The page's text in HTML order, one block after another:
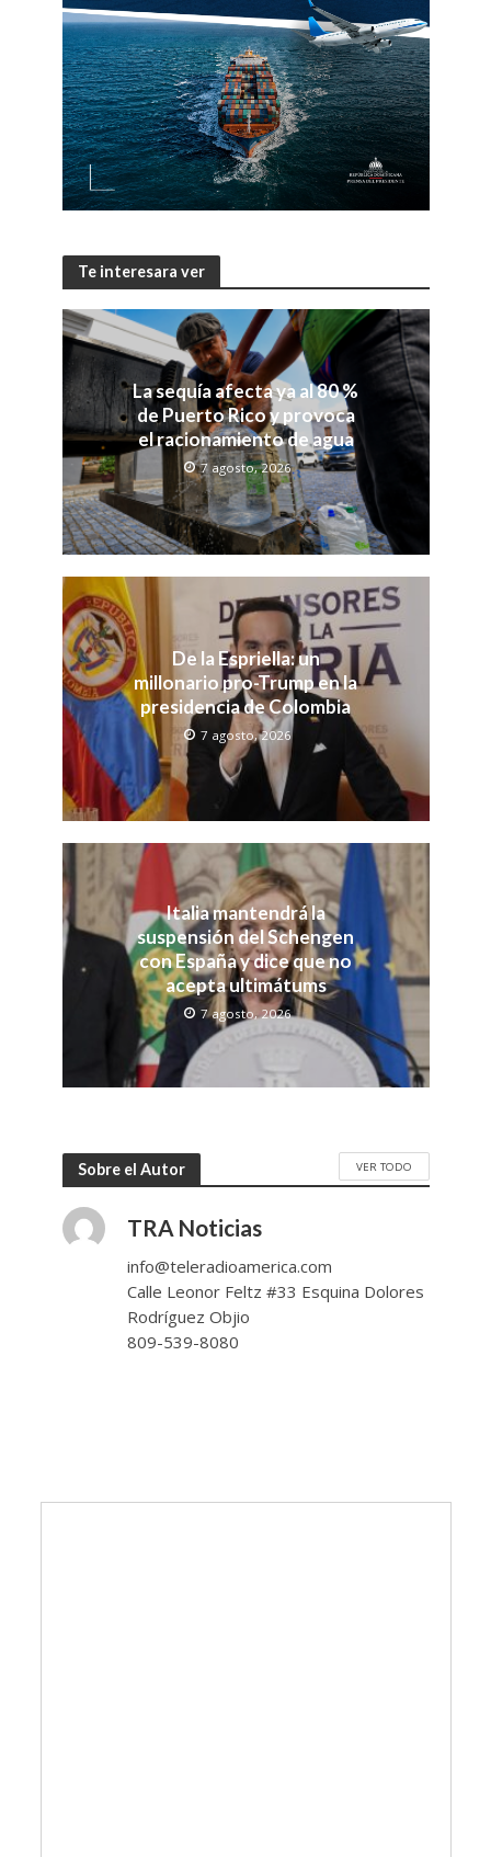
Te interesara ver
La sequía afecta ya al 80 %
de Puerto Rico y provoca
el racionamiento de agua
7 agosto, 2026
De la Espriella: un
millonario pro-Trump en la
presidencia de Colombia
7 agosto, 2026
Italia mantendrá la
suspensión del Schengen
con España y dice que no
acepta ultimátums
7 agosto, 2026
Sobre el Autor VER TODO
TRA Noticias
info@teleradioamerica.com
Calle Leonor Feltz #33 Esquina Dolores
Rodríguez Objio
809-539-8080